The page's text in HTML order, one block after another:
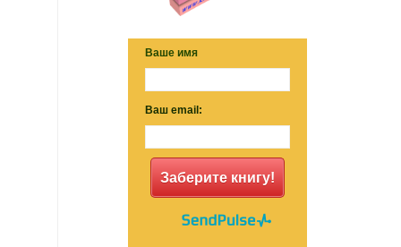
Ваше имя
Ваш email:
Заберите книгу!